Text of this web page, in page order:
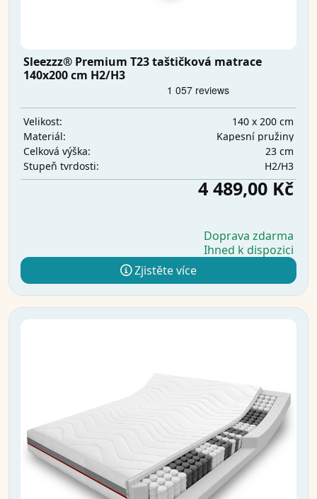
Sleezzz® Premium T23 taštičková matrace
140x200 cm H2/H3
Velikost:
140 x 200 cm
Materiál:
Kapesní pružiny
Celková výška:
23 cm
Stupeň tvrdosti:
H2/H3
4 489,00 Kč
Doprava zdarma
Ihned k dispozici
Zjistěte více